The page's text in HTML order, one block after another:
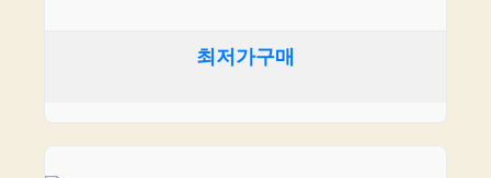
최저가구매